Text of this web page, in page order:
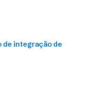
de integração de